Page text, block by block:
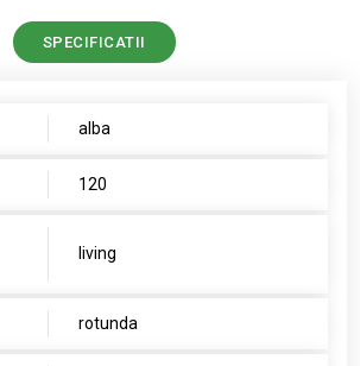
SPECIFICATII
alba
120
living
rotunda